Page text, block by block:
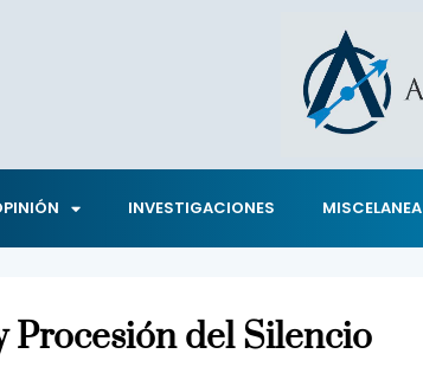
INVESTIGACIONES MISCELANEA
Procesión del Silencio